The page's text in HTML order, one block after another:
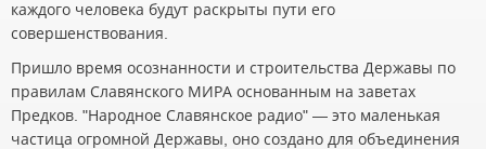
каждого человека будут раскрыты пути его
совершенствования.
Пришло время осознанности и строительства Державы по
правилам Славянского МИРА основанным на заветах
Предков. "Народное Славянское радио" — это маленькая
частица огромной Державы, оно создано для объединения